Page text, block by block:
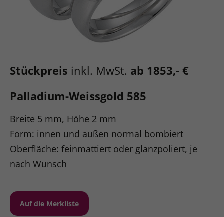
Stückpreis inkl. MwSt. ab 1853,- €
Palladium-Weissgold 585
Breite 5 mm, Höhe 2 mm
Form: innen und außen normal bombiert
Oberfläche: feinmattiert oder glanzpoliert, je
nach Wunsch